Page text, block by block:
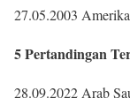
27.05.2003
5 Pertandingan
28.09.2022 Arab